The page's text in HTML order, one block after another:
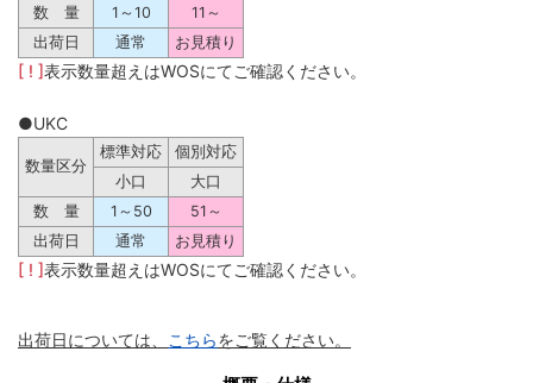
数 量 1～10
11～
出荷日
通常 お見積り
[ ! ]表示数量超えはWOSにてご確認ください。
●UKC
数量区分
標準対応
個別対応
小口
大口
数 量
1～50
51～
出荷日
通常 お見積り
[ ! ]表示数量超えはWOSにてご確認ください。
出荷日については、 こちらをご覧ください。